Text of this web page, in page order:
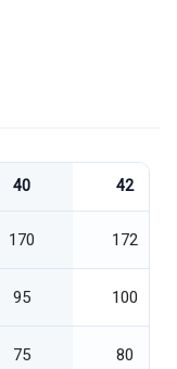
40 42
170 172
95 100
75 80